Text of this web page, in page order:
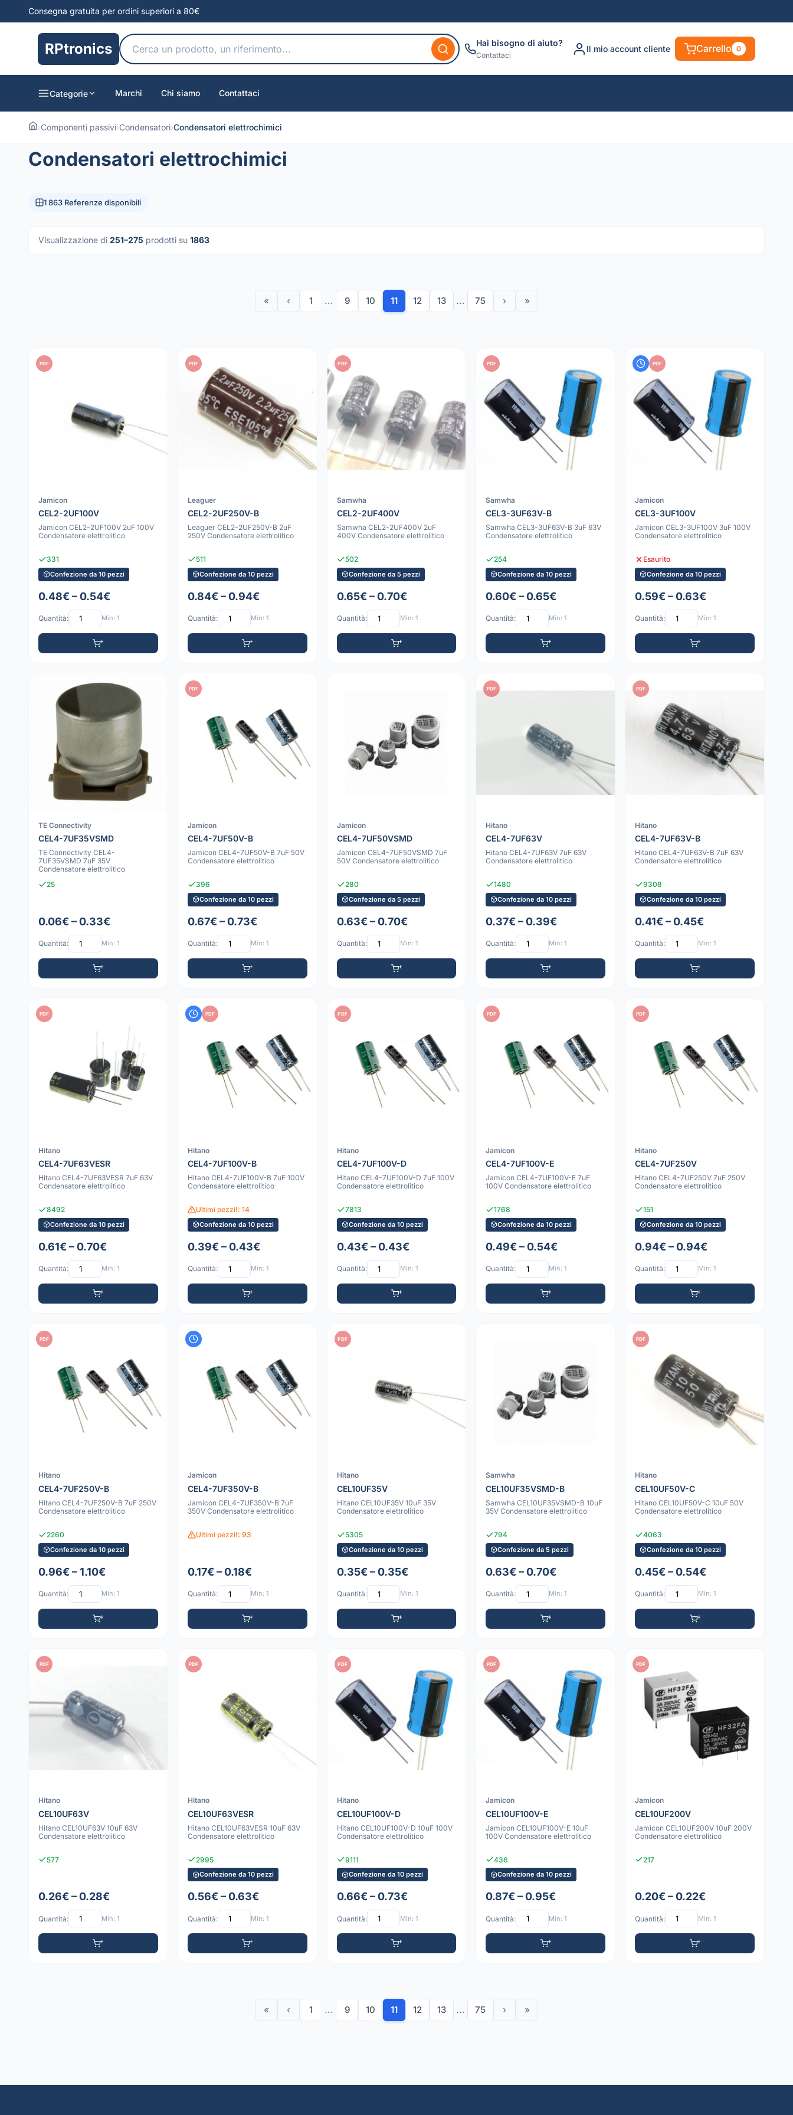
Consegna gratuita per ordini superiori a 80€
RPtronics Hai bisogno di aiuto?
Contattaci
Il mio account cliente Carrello 0
Categorie Marchi Chi siamo Contattaci
›Componenti passivi›Condensatori›Condensatori elettrochimici
Condensatori elettrochimici
1 863 Referenze disponibili
Visualizzazione di 251–275 prodotti su 1863
« ‹ 1 ... 9 10 11 12 13 ... 75 › »
PDF
Jamicon
CEL2-2UF100V
Jamicon CEL2-2UF100V 2uF 100V
Condensatore elettrolitico
331
Confezione da 10 pezzi
0.48€ – 0.54€
Quantità: Min: 1
PDF
Leaguer
CEL2-2UF250V-B
Leaguer CEL2-2UF250V-B 2uF
250V Condensatore elettrolitico
511
Confezione da 10 pezzi
0.84€ – 0.94€
Quantità: Min: 1
PDF
Samwha
CEL2-2UF400V
Samwha CEL2-2UF400V 2uF
400V Condensatore elettrolitico
502
Confezione da 5 pezzi
0.65€ – 0.70€
Quantità: Min: 1
PDF
Samwha
CEL3-3UF63V-B
Samwha CEL3-3UF63V-B 3uF 63V
Condensatore elettrolitico
254
Confezione da 10 pezzi
0.60€ – 0.65€
Quantità: Min: 1
PDF
Jamicon
CEL3-3UF100V
Jamicon CEL3-3UF100V 3uF 100V
Condensatore elettrolitico
Esaurito
Confezione da 10 pezzi
0.59€ – 0.63€
Quantità: Min: 1
TE Connectivity
CEL4-7UF35VSMD
TE Connectivity CEL4-
7UF35VSMD 7uF 35V
Condensatore elettrolitico
25
0.06€ – 0.33€
Quantità: Min: 1
PDF
Jamicon
CEL4-7UF50V-B
Jamicon CEL4-7UF50V-B 7uF 50V
Condensatore elettrolitico
396
Confezione da 10 pezzi
0.67€ – 0.73€
Quantità: Min: 1
Jamicon
CEL4-7UF50VSMD
Jamicon CEL4-7UF50VSMD 7uF
50V Condensatore elettrolitico
280
Confezione da 5 pezzi
0.63€ – 0.70€
Quantità: Min: 1
PDF
Hitano
CEL4-7UF63V
Hitano CEL4-7UF63V 7uF 63V
Condensatore elettrolitico
1480
Confezione da 10 pezzi
0.37€ – 0.39€
Quantità: Min: 1
PDF
Hitano
CEL4-7UF63V-B
Hitano CEL4-7UF63V-B 7uF 63V
Condensatore elettrolitico
9308
Confezione da 10 pezzi
0.41€ – 0.45€
Quantità: Min: 1
PDF
Hitano
CEL4-7UF63VESR
Hitano CEL4-7UF63VESR 7uF 63V
Condensatore elettrolitico
8492
Confezione da 10 pezzi
0.61€ – 0.70€
Quantità: Min: 1
PDF
Hitano
CEL4-7UF100V-B
Hitano CEL4-7UF100V-B 7uF 100V
Condensatore elettrolitico
Ultimi pezzi!: 14
Confezione da 10 pezzi
0.39€ – 0.43€
Quantità: Min: 1
PDF
Hitano
CEL4-7UF100V-D
Hitano CEL4-7UF100V-D 7uF 100V
Condensatore elettrolitico
7813
Confezione da 10 pezzi
0.43€ – 0.43€
Quantità: Min: 1
PDF
Jamicon
CEL4-7UF100V-E
Jamicon CEL4-7UF100V-E 7uF
100V Condensatore elettrolitico
1768
Confezione da 10 pezzi
0.49€ – 0.54€
Quantità: Min: 1
PDF
Hitano
CEL4-7UF250V
Hitano CEL4-7UF250V 7uF 250V
Condensatore elettrolitico
151
Confezione da 10 pezzi
0.94€ – 0.94€
Quantità: Min: 1
PDF
Hitano
CEL4-7UF250V-B
Hitano CEL4-7UF250V-B 7uF 250V
Condensatore elettrolitico
2260
Confezione da 10 pezzi
0.96€ – 1.10€
Quantità: Min: 1
Jamicon
CEL4-7UF350V-B
Jamicon CEL4-7UF350V-B 7uF
350V Condensatore elettrolitico
Ultimi pezzi!: 93
0.17€ – 0.18€
Quantità: Min: 1
PDF
Hitano
CEL10UF35V
Hitano CEL10UF35V 10uF 35V
Condensatore elettrolitico
5305
Confezione da 10 pezzi
0.35€ – 0.35€
Quantità: Min: 1
Samwha
CEL10UF35VSMD-B
Samwha CEL10UF35VSMD-B 10uF
35V Condensatore elettrolitico
794
Confezione da 5 pezzi
0.63€ – 0.70€
Quantità: Min: 1
PDF
Hitano
CEL10UF50V-C
Hitano CEL10UF50V-C 10uF 50V
Condensatore elettrolitico
4063
Confezione da 10 pezzi
0.45€ – 0.54€
Quantità: Min: 1
PDF
Hitano
CEL10UF63V
Hitano CEL10UF63V 10uF 63V
Condensatore elettrolitico
577
0.26€ – 0.28€
Quantità: Min: 1
PDF
Hitano
CEL10UF63VESR
Hitano CEL10UF63VESR 10uF 63V
Condensatore elettrolitico
2995
Confezione da 10 pezzi
0.56€ – 0.63€
Quantità: Min: 1
PDF
Hitano
CEL10UF100V-D
Hitano CEL10UF100V-D 10uF 100V
Condensatore elettrolitico
9111
Confezione da 10 pezzi
0.66€ – 0.73€
Quantità: Min: 1
PDF
Jamicon
CEL10UF100V-E
Jamicon CEL10UF100V-E 10uF
100V Condensatore elettrolitico
436
Confezione da 10 pezzi
0.87€ – 0.95€
Quantità: Min: 1
PDF
Jamicon
CEL10UF200V
Jamicon CEL10UF200V 10uF 200V
Condensatore elettrolitico
217
0.20€ – 0.22€
Quantità: Min: 1
« ‹ 1 ... 9 10 11 12 13 ... 75 › »